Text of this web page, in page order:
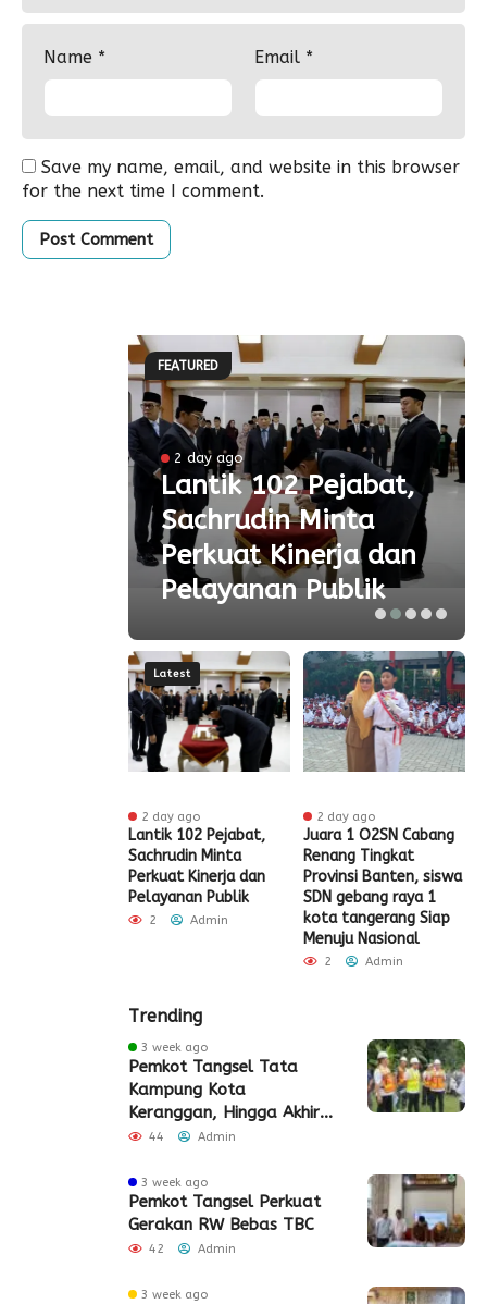
Name * Email *
Save my name, email, and website in this browser
for the next time I comment.
FEATURED
2 day ago
Lantik 102 Pejabat,
Sachrudin Minta
Perkuat Kinerja dan
Pelayanan Publik
Latest
2 day ago
Lantik 102 Pejabat,
Sachrudin Minta
Perkuat Kinerja dan
Pelayanan Publik
2 Admin
2 day ago
Juara 1 O2SN Cabang
Renang Tingkat
Provinsi Banten, siswa
SDN gebang raya 1
kota tangerang Siap
Menuju Nasional
2 Admin
Trending
3 week ago
Pemkot Tangsel Tata
Kampung Kota
Keranggan, Hingga Akhir
2026
44 Admin
3 week ago
Pemkot Tangsel Perkuat
Gerakan RW Bebas TBC
42 Admin
3 week ago